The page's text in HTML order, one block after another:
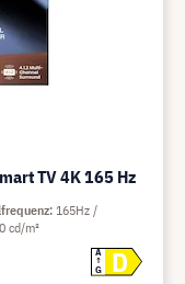
TV 4K 165 Hz
A
G
D
165Hz
cd/m²